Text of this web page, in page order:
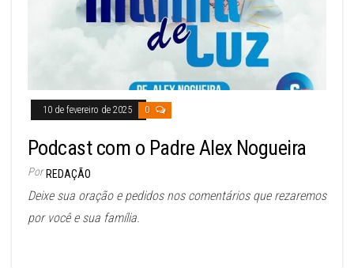
10 de fevereiro de 2025 0
Podcast com o Padre Alex Nogueira
Por REDAÇÃO
Deixe sua oração e pedidos nos comentários que rezaremos
por você e sua família.